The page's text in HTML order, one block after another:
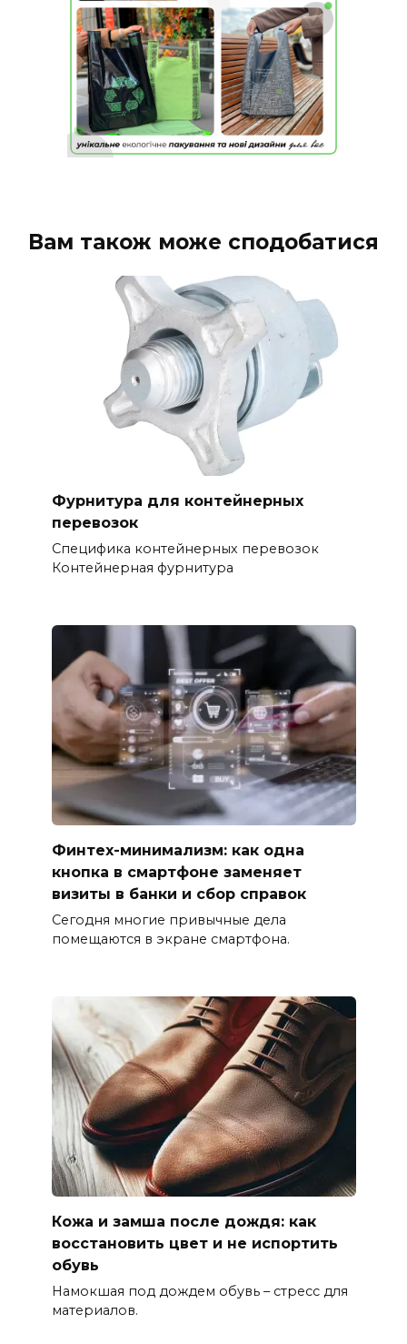
Вам також може сподобатися
Фурнитура для контейнерных
перевозок
Специфика контейнерных перевозок
Контейнерная фурнитура
Финтех-минимализм: как одна
кнопка в смартфоне заменяет
визиты в банки и сбор справок
Сегодня многие привычные дела
помещаются в экране смартфона.
Кожа и замша после дождя: как
восстановить цвет и не испортить
обувь
Намокшая под дождем обувь – стресс для
материалов.